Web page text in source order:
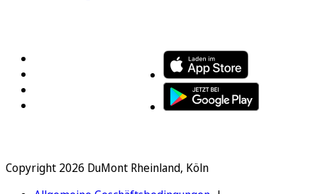
Copyright 2026 DuMont Rheinland, Köln